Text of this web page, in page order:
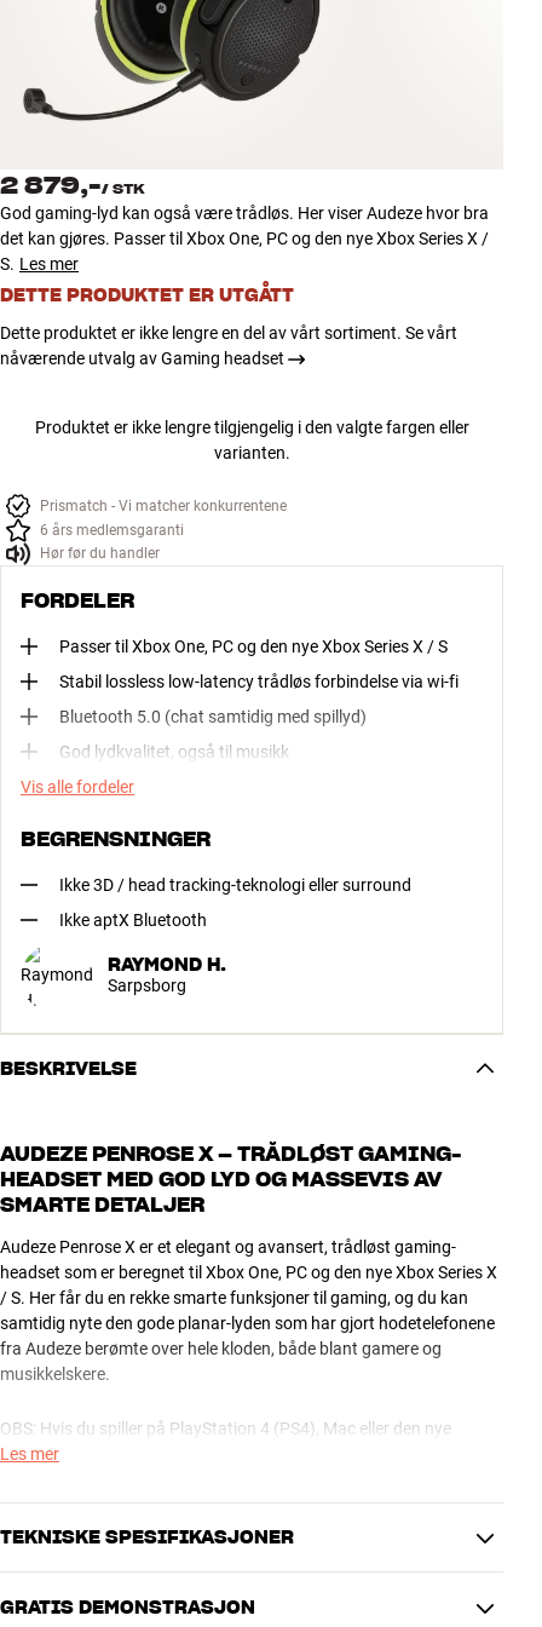
Tilbehør
INSPIRASJON
NYHETER
TILBUD
Finn Butikk
Kundeservice
Bygg med lyd
2 879,-/ STK
God gaming-lyd kan også være trådløs. Her viser Audeze hvor bra
det kan gjøres. Passer til Xbox One, PC og den nye Xbox Series X /
S. Les mer
DETTE PRODUKTET ER UTGÅTT
Dette produktet er ikke lengre en del av vårt sortiment. Se vårt
nåværende utvalg av Gaming headset
Produktet er ikke lengre tilgjengelig i den valgte fargen eller
varianten.
Prismatch - Vi matcher konkurrentene
6 års medlemsgaranti
Hør før du handler
FORDELER
Passer til Xbox One, PC og den nye Xbox Series X / S
Stabil lossless low-latency trådløs forbindelse via wi-fi
Bluetooth 5.0 (chat samtidig med spillyd)
God lydkvalitet, også til musikk
Vis alle fordeler
BEGRENSNINGER
Ikke 3D / head tracking-teknologi eller surround
Ikke aptX Bluetooth
RAYMOND H.
Sarpsborg
BESKRIVELSE
AUDEZE PENROSE X – TRÅDLØST GAMING-
HEADSET MED GOD LYD OG MASSEVIS AV
SMARTE DETALJER
Audeze Penrose X er et elegant og avansert, trådløst gaming-
headset som er beregnet til Xbox One, PC og den nye Xbox Series X
/ S. Her får du en rekke smarte funksjoner til gaming, og du kan
samtidig nyte den gode planar-lyden som har gjort hodetelefonene
fra Audeze berømte over hele kloden, både blant gamere og
musikkelskere.
OBS: Hvis du spiller på PlayStation 4 (PS4), Mac eller den nye
PlayStation 5 (PS5), kan du går for søstermodellen Penrose (uten
stedet for grønn, er de to modellene identiske i lyd og funksjonalitet.
BLUETOOTH
Audeze Penrose X leveres med en liten wi-fi-dongle som du stikker i
Les mer
TEKNISKE SPESIFIKASJONER
LYD / FORBINDELSE
GRATIS DEMONSTRASJON